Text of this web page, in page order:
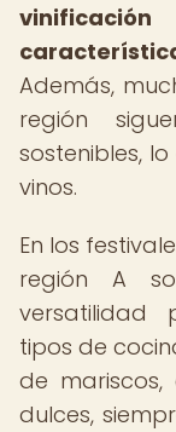
Además,
región
sostenibles,
vinos.
En los
región A
versatilidad
tipos de
de
dulces,